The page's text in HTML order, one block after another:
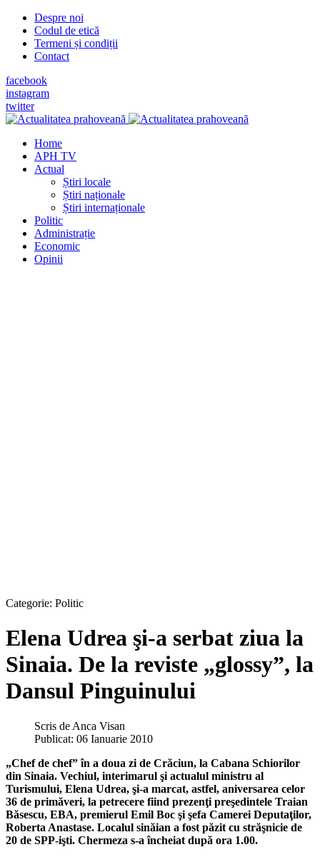
Despre noi
Codul de etică
Termeni și condiții
Contact
facebook
instagram
twitter
Home
APH TV
Actual
Știri locale
Știri naționale
Știri internaționale
Politic
Administrație
Economic
Opinii
Categorie: Politic
Elena Udrea şi-a serbat ziua la
Sinaia. De la reviste „glossy”, la
Dansul Pinguinului
Scris de Anca Visan
Publicat: 06 Ianuarie 2010
„Chef de chef” în a doua zi de Crăciun, la Cabana Schiorilor
din Sinaia. Vechiul, interimarul şi actualul ministru al
Turismului, Elena Udrea, şi-a marcat, astfel, aniversarea celor
36 de primăveri, la petrecere fiind prezenţi preşedintele Traian
Băsescu, EBA, premierul Emil Boc şi şefa Camerei Deputaţilor,
Roberta Anastase. Localul sinăian a fost păzit cu străşnicie de
20 de SPP-işti. Chermeza s-a încheiat după ora 1.00.